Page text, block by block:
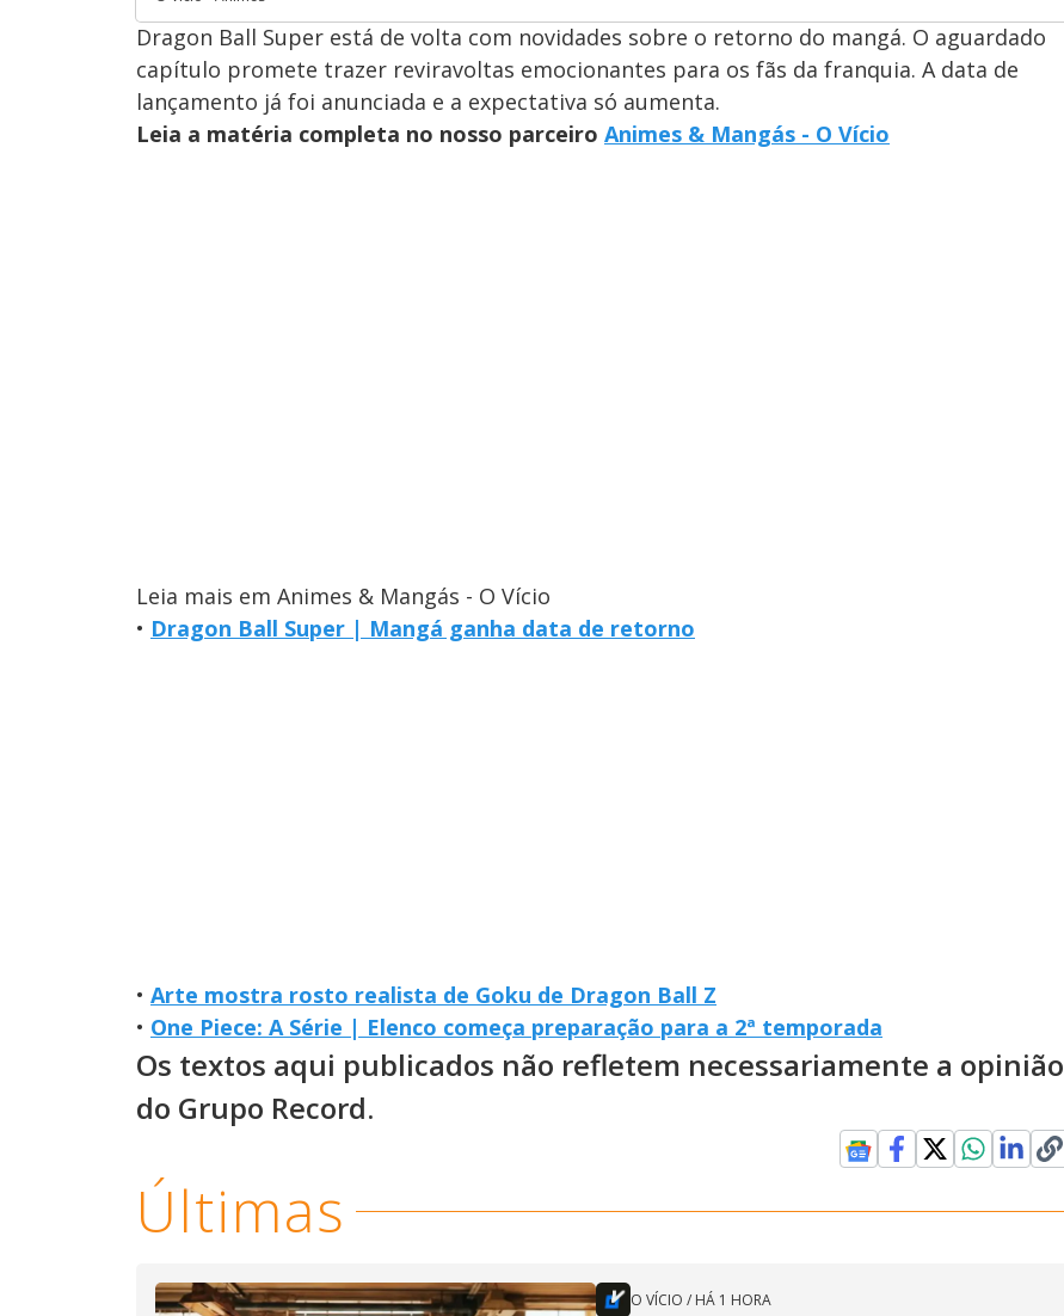
Dragon Ball Super está de volta com novidades sobre o retorno do mangá. O aguardado
capítulo promete trazer reviravoltas emocionantes para os fãs da franquia. A data de
lançamento já foi anunciada e a expectativa só aumenta.
Leia a matéria completa no nosso parceiro Animes & Mangás - O Vício
Leia mais em Animes & Mangás - O Vício
• Dragon Ball Super | Mangá ganha data de retorno
• Arte mostra rosto realista de Goku de Dragon Ball Z
• One Piece: A Série | Elenco começa preparação para a 2ª temporada
Os textos aqui publicados não refletem necessariamente a opinião
do Grupo Record.
Últimas
O VÍCIO / HÁ 1 HORA